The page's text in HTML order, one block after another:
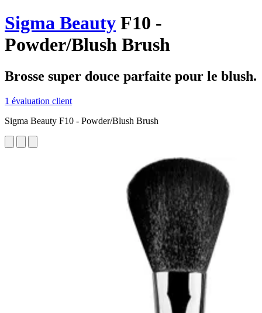
Sigma Beauty F10 -
Powder/Blush Brush
Brosse super douce parfaite pour le blush.
1 évaluation client
Sigma Beauty F10 - Powder/Blush Brush